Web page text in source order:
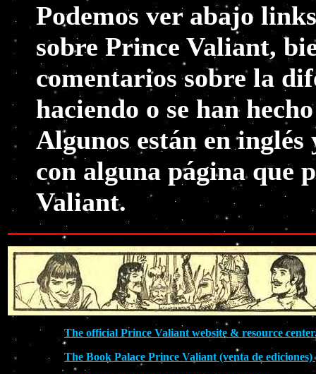
Podemos ver abajo
sobre Prince Valiant,
comentarios sobre la
haciendo o se han
Algunos están en inglés
con alguna página que
Valiant.
The official Prince Valiant website & resource
The Book Palace Prince Valiant (venta de ediciones)